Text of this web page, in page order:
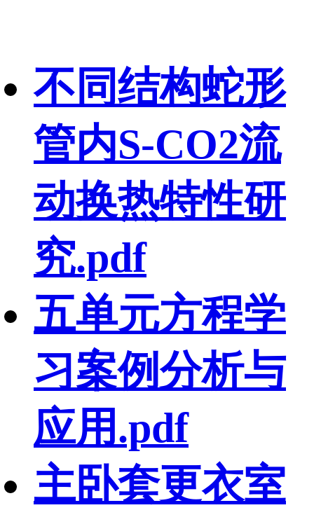
不同结构蛇形
管内S-CO2流
动换热特性研
究.pdf
五单元方程学
习案例分析与
应用.pdf
主卧套更衣室